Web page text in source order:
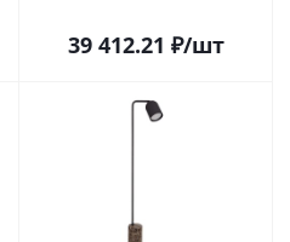
39 412.21 ₽/шт